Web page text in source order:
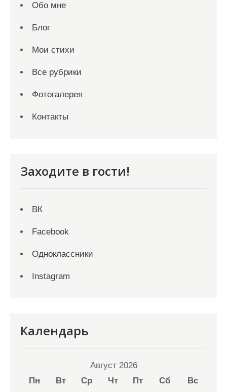
Обо мне
Блог
Мои стихи
Все рубрики
Фотогалерея
Контакты
Заходите в гости!
ВК
Facebook
Одноклассники
Instagram
Календарь
Август 2026
Пн
Вт Ср Чт Пт Сб
Вс